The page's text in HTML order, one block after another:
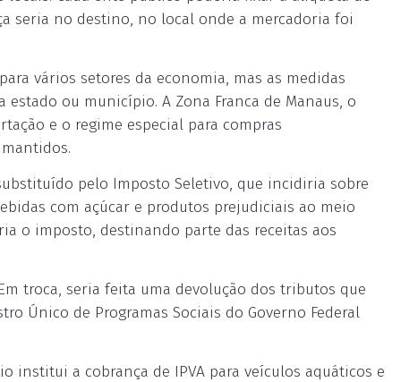
seria no destino, no local onde a mercadoria foi
vários setores da economia, mas as medidas
ou município. A Zona Franca de Manaus, o
e o regime especial para compras
pelo Imposto Seletivo, que incidiria sobre
com açúcar e produtos prejudiciais ao meio
o imposto, destinando parte das receitas aos
troca, seria feita uma devolução dos tributos que
Único de Programas Sociais do Governo Federal
institui a cobrança de IPVA para veículos aquáticos e